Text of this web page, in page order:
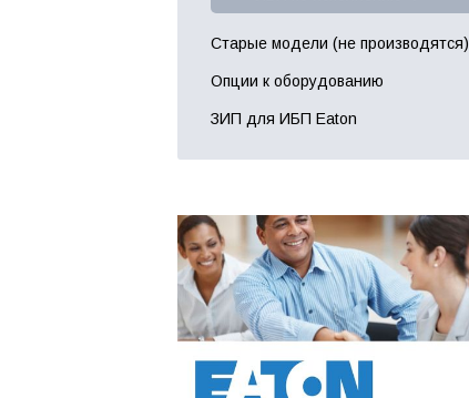
Старые модели (не производятся)
Опции к оборудованию
ЗИП для ИБП Eaton